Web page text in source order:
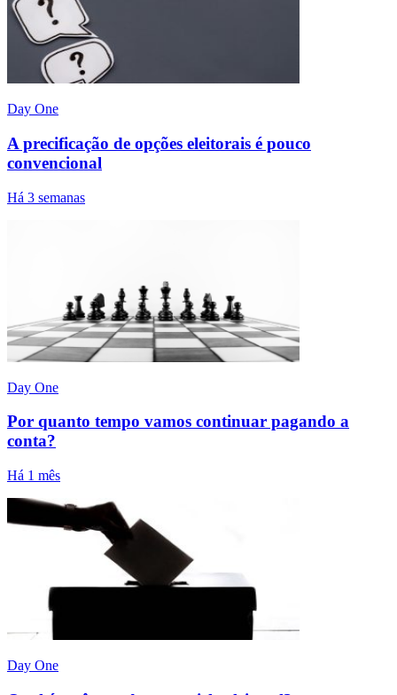
Day One
A precificação de opções eleitorais é pouco
convencional
Há 3 semanas
Day One
Por quanto tempo vamos continuar pagando a
conta?
Há 1 mês
Day One